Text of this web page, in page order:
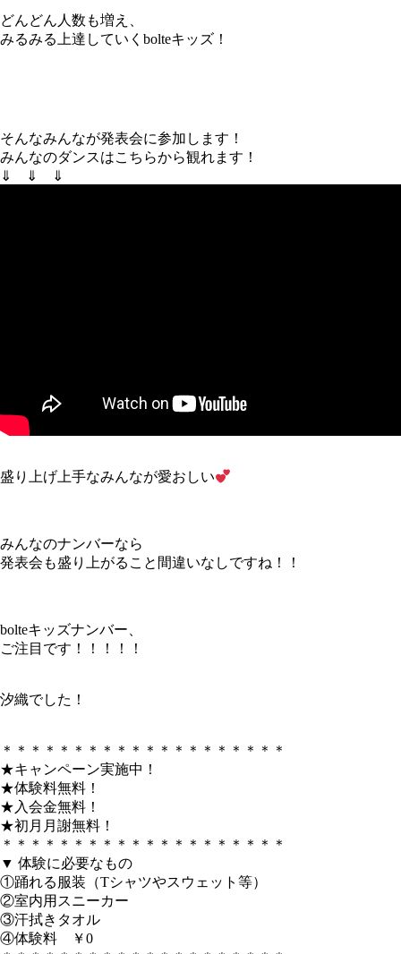
どんどん人数も増え、
みるみる上達していくbolteキッズ！
そんなみんなが発表会に参加します！
みんなのダンスはこちらから観れます！
⇓ ⇓ ⇓
盛り上げ上手なみんなが愛おしい
みんなのナンバーなら
発表会も盛り上がること間違いなしですね！！
bolteキッズナンバー、
ご注目です！！！！！
汐織でした！
＊＊＊＊＊＊＊＊＊＊＊＊＊＊＊＊＊＊＊＊
★キャンペーン実施中！
★体験料無料！
★入会金無料！
★初月月謝無料！
＊＊＊＊＊＊＊＊＊＊＊＊＊＊＊＊＊＊＊＊
▼ 体験に必要なもの
①踊れる服装（Tシャツやスウェット等）
②室内用スニーカー
③汗拭きタオル
④体験料 ￥0